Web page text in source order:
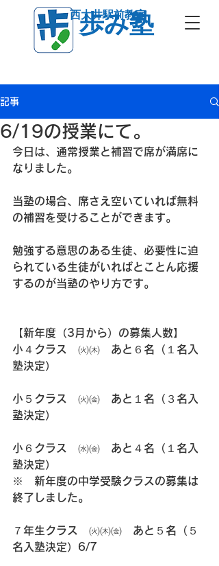
歩み塾
西大井駅前教室
記事
6/19の授業にて。
今日は、通常授業と補習で席が満席に
なりました。
当塾の場合、席さえ空いていれば無料
の補習を受けることができます。
勉強する意思のある生徒、必要性に迫
られている生徒がいればとことん応援
するのが当塾のやり方です。
【新年度（3月から）の募集人数】
小４クラス　㈫㈭　あと６名（１名入
塾決定）
小５クラス　㈫㈮　あと１名（３名入
塾決定）
小６クラス　㈬㈮　あと４名（１名入
塾決定）
※　新年度の中学受験クラスの募集は
終了しました。
７年生クラス　㈫㈭㈮　あと５名（５
名入塾決定）6/7